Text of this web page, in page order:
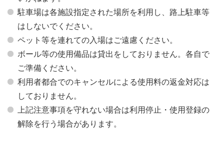
駐車場は各施設指定された場所を利用し、路上駐車等
はしないでください。
ペット等を連れての入場はご遠慮ください。
ボール等の使用備品は貸出をしておりません。各自で
ご準備ください。
利用者都合でのキャンセルによる使用料の返金対応は
しておりません。
上記注意事項を守れない場合は利用停止・使用登録の
解除を行う場合があります。